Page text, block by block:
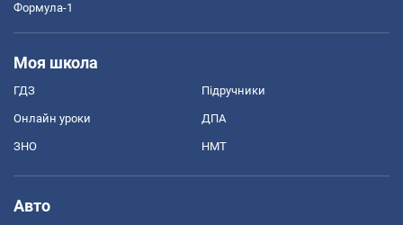
Формула-1
Моя школа
ГДЗ Підручники
Онлайн уроки ДПА
ЗНО НМТ
Авто